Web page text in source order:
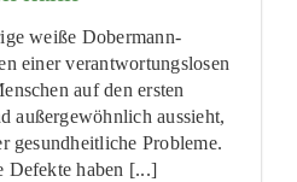
weiße Dobermann-
einer verantwortungslosen
auf den ersten
außergewöhnlich aussieht,
gesundheitliche Probleme.
Defekte haben [...]